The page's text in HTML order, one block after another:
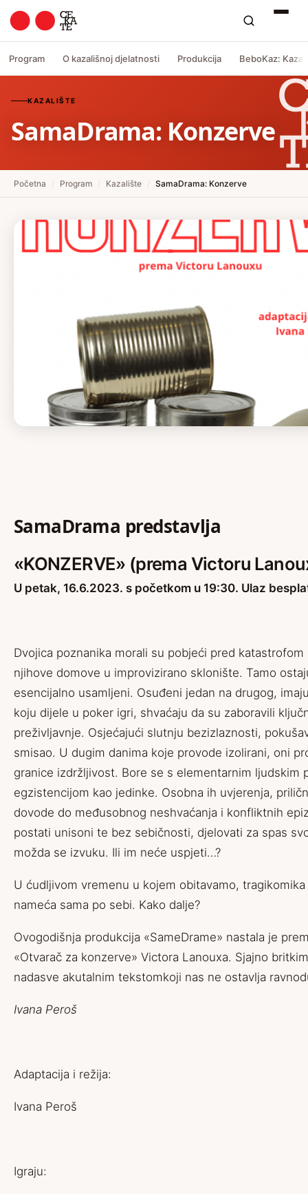
Program O kazališnoj djelatnosti Produkcija BeboKaz:
KAZALIŠTE
SamaDrama: Konzerve
Početna Program Kazalište SamaDrama: Konzerve
SamaDrama predstavlja
«KONZERVE» (prema Victoru
U petak, 16.6.2023. s početkom u 19:30. Ulaz
Dvojica poznanika morali su pobjeći pred katastrofom
njihove domove u improvizirano sklonište. Tamo o
esencijalno usamljeni. Osuđeni jedan na drugog,
koju dijele u poker igri, shvaćaju da su zaboravili
preživljavnje. Osjećajući slutnju bezizlaznosti,
smisao. U dugim danima koje provode izolirani, oni
granice izdržljivost. Bore se s elementarnim ljudskim
egzistencijom kao jedinke. Osobna ih uvjerenja,
dovode do međusobnog neshvaćanja i konfliktnih
postati unisoni te bez sebičnosti, djelovati za spas
možda se izvuku. Ili im neće uspjeti…?
U ćudljivom vremenu u kojem obitavamo, tragikomika
nameća sama po sebi. Kako dalje?
Ovogodišnja produkcija «SameDrame» nastala je
«Otvarač za konzerve» Victora Lanouxa. Sjajno
nadasve akutalnim tekstomkoji nas ne ostavlja
Ivana Peroš
Adaptacija i režija:
Ivana Peroš
Igraju: